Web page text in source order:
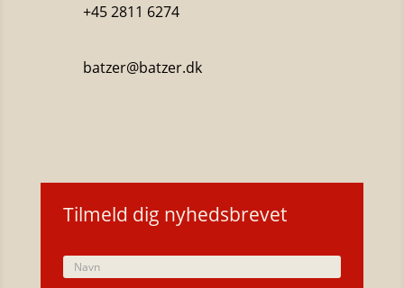
+45 2811 6274
batzer@batzer.dk
Tilmeld dig nyhedsbrevet